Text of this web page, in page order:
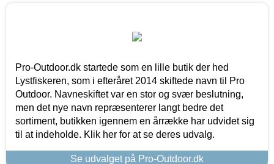
Pro-Outdoor.dk startede som en lille butik der hed
Lystfiskeren, som i efteråret 2014 skiftede navn til Pro
Outdoor. Navneskiftet var en stor og svær beslutning,
men det nye navn repræsenterer langt bedre det
sortiment, butikken igennem en årrække har udvidet sig
til at indeholde. Klik her for at se deres udvalg.
Se udvalget på Pro-Outdoor.dk